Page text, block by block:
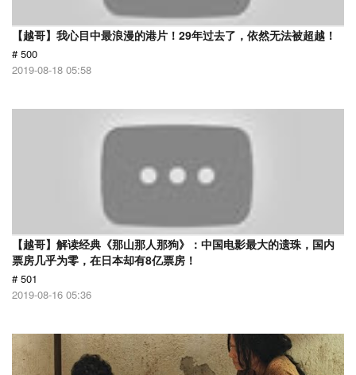
【越哥】我心目中最浪漫的港片！29年过去了，依然无法被超越！
# 500
2019-08-18 05:58
【越哥】解读经典《那山那人那狗》：中国电影最大的遗珠，国内
票房几乎为零，在日本却有8亿票房！
# 501
2019-08-16 05:36